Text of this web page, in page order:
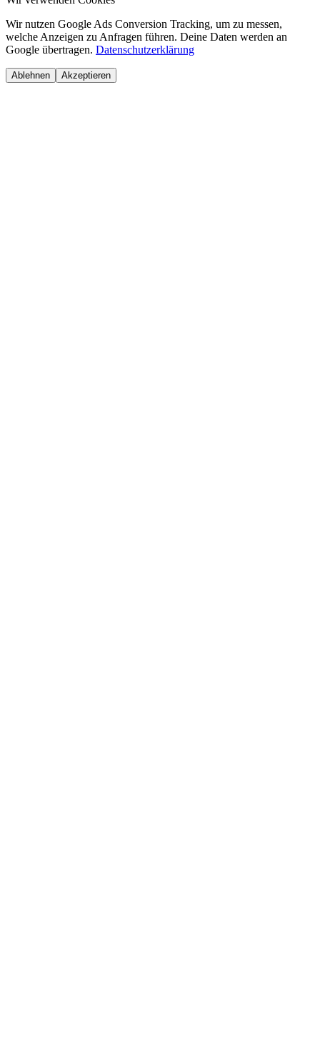
Wir nutzen Google Ads Conversion Tracking, um zu messen,
welche Anzeigen zu Anfragen führen. Deine Daten werden an
Google übertragen. Datenschutzerklärung
Ablehnen Akzeptieren